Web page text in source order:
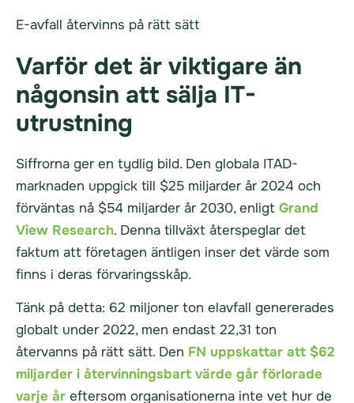
E-avfall återvinns på rätt sätt
Varför det är viktigare än
någonsin att sälja IT-
utrustning
Siffrorna ger en tydlig bild. Den globala ITAD-
marknaden uppgick till $25 miljarder år 2024 och
förväntas nå $54 miljarder år 2030, enligt Grand
View Research. Denna tillväxt återspeglar det
faktum att företagen äntligen inser det värde som
finns i deras förvaringsskåp.
Tänk på detta: 62 miljoner ton elavfall genererades
globalt under 2022, men endast 22,31 ton
återvanns på rätt sätt. Den FN uppskattar att $62
miljarder i återvinningsbart värde går förlorade
varje år eftersom organisationerna inte vet hur de